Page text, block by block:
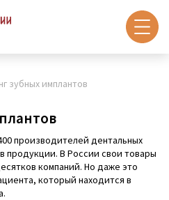
зубных имплантов
производителей дентальных
продукции. В России свои товары
компаний. Но даже это
который находится в